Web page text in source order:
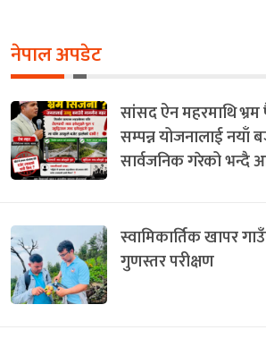
नेपाल अपडेट
सांसद ऐन महरमाथि
सम्पन्न योजनालाई नयाँ
सार्वजनिक गरेको भन्दै
स्वामिकार्तिक खापर
गुणस्तर परीक्षण